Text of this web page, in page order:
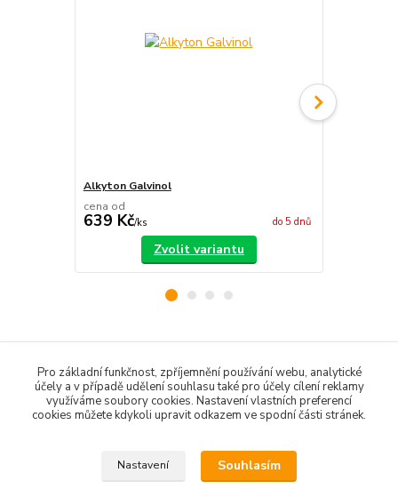
Alkyton Galvinol
cena od
639 Kč/ks do 5 dnů
Zvolit variantu
Barvy na dřevo
Barvy na kov
Pro základní funkčnost, zpříjemnění používání webu, analytické
účely a v případě udělení souhlasu také pro účely cílení reklamy
využíváme soubory cookies. Nastavení vlastních preferencí
cookies můžete kdykoli upravit odkazem ve spodní části stránek.
Nastavení Souhlasím